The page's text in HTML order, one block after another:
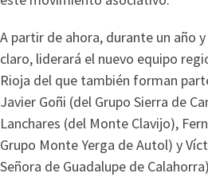
A partir de ahora, durante un año
claro, liderará el nuevo equipo
Rioja del que también forman
Javier Goñi (del Grupo Sierra de
Lanchares (del Monte Clavijo),
Grupo Monte Yerga de Autol) y
Señora de Guadalupe de